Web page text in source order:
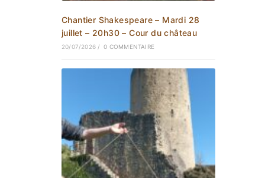
Chantier Shakespeare – Mardi 28
juillet – 20h30 – Cour du château
20/07/2026 / 0 COMMENTAIRE